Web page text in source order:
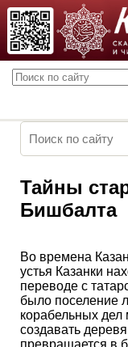
Тайны
Бишбалта
Во времена
устья Казанки
переводе с
было поселение
корабельных дел
создавать
превращается в